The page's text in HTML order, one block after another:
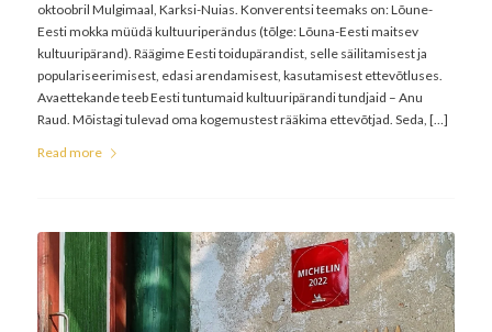
oktoobril Mulgimaal, Karksi-Nuias. Konverentsi teemaks on: Lõune-
Eesti mokka müüdä kultuuriperändus (tõlge: Lõuna-Eesti maitsev
kultuuripärand). Räägime Eesti toidupärandist, selle säilitamisest ja
populariseerimisest, edasi arendamisest, kasutamisest ettevõtluses.
Avaettekande teeb Eesti tuntumaid kultuuripärandi tundjaid – Anu
Raud. Mõistagi tulevad oma kogemustest rääkima ettevõtjad. Seda, […]
Read more